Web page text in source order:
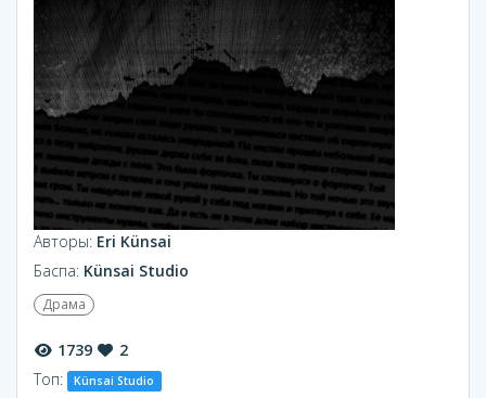
Авторы: Eri Künsai
Баспа: Künsai Studio
Драма
1739
2
Топ:
Künsai Studio